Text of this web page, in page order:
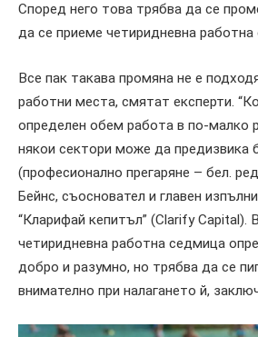
Според него това трябва да се
да се приеме четиридневна
Все пак такава промяна не е
работни места, смятат експерти.
определен обем работа в по-малко
някои сектори може да предизвика
(професионално прегаряне – бел.
Бейнс, съосновател и главен
“Кларифай кепитъл” (Clarify Capital).
четиридневна работна седмица
добро и разумно, но трябва да се
внимателно при налагането й,